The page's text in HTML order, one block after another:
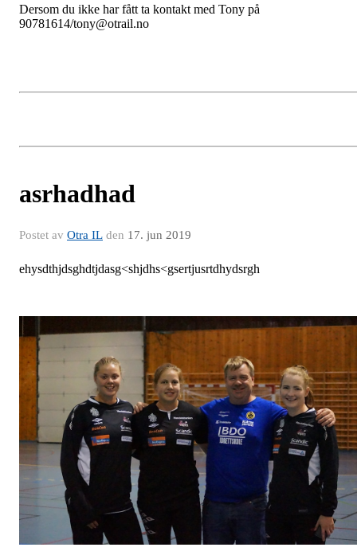
Dersom du ikke har fått ta kontakt med Tony på
90781614/tony@otrail.no
asrhadhad
Postet av Otra IL den 17. jun 2019
ehysdthjdsghdtjdasg<shjdhs<gsertjusrtdhydsrgh